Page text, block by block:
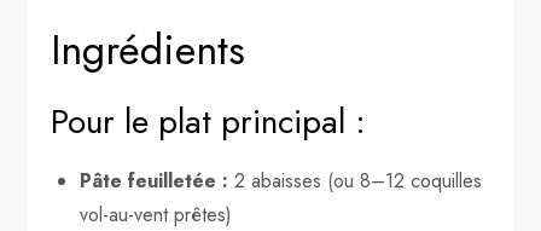
Ingrédients
Pour le plat principal :
Pâte feuilletée : 2 abaisses (ou 8–12 coquilles
vol-au-vent prêtes)